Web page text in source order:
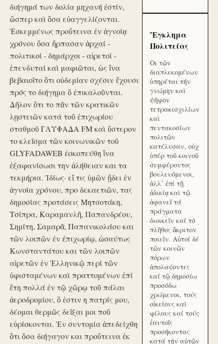
διήγημά των δολία μηχανή ἐστίν,
ὥσπερ καὶ ὅσα εὐαγγελίζονται.
Ἐσκεμμένως προὔτεινα ἐν ἀγνοίᾳ
χρόνου ὅσα ἥρπασαν ἀρχαί -
πολιτικοί - δημάρχοι - αἱρετοί -
ἐπενδυταί καὶ μαφιῶται, ὡς ἵνα
βεβαιοῖτο ὅτι οὐδεμίαν σχέσιν ἔχουσι
πρός το διήγημα ὃ ἐπικαλοῦνται.
Δῆλον ὅτι το πᾶν τῶν κρατικῶν
λῃστειῶν κατὰ τοῦ ἐπιχωρίου
σταθμοῦ ΓΛΥΦΑΔΑ FM καὶ ὕστερον
το κλεῖσμα τῶν κοινωνικῶν τοῦ
GLYFADAWEB ἐσκοπεύθη ἵνα
ἐξαφανίσωσι την ἀλήθειαν και τα
τεκμήρια. Ἰδίως· εἴ τις ὑμῶν ᾔδει ἐν
ἀγνοία χρόνου, προ δεκαετιῶν, τας
δημοσίας προτάσεις Μητσοτάκη,
Τσίπρα, Καραμανλῆ, Παπανδρέου,
Σημίτη, Σαμαρᾶ, Παπανικολάου και
τῶν λοιπῶν ἐν ἐπιχωρίῳ, ὡσαύτως
Κωνσταντάτου και τῶν λοιπῶν
αἱρετῶν ἐν Ἑλληνικῷ περί τῶν
ὑφισταμένων καὶ πραττομένων ἐπί
ἔτη πολλά ἐν τῷ χῶρῳ τοῦ πάλαι
ἀεροδρομίου, ὅ ἐστιν η πατρίς μου,
δέομαι θερμῶς δεῖξαι μοι ποῦ
εὑρίσκονται. Ἐν συντομία ἀπεδείχθη
ὅτι ὅσα διήγαγον και προὔτεινα ἐκ
Ἔγκλημα
Πολιτείας
Οι τῶν
διαπλεκομένων
ὑπηρέται τήν
γνώμην καὶ
ψῆφον
τετρακισχιλίων
καὶ
πεντακοσίων
πολιτῶν
κατέλυσαν, οὐχ
ὑπέρ τοῦ κοινοῦ
συμφέροντος
βουλευόμενοι,
ἀλλ᾽ ἐπί τῇ
ἀδικίᾳ καὶ τῷ
ἀφανεῖ τά
πράγματα
διοικεῖν καί τό
πλῆθος ἄκριτον
ποιεῖν. Αὐτοί δέ
τῶν κοινῶν
πόρων
ἀπολαύοντες
καί τῷ δημοσίω
προσόδω
χρώμενοι, τούς
οἰκείους καὶ
φίλους καί τούς
ἑαυτοῖς
προσήκοντας
κατά τήν αὑτῶν